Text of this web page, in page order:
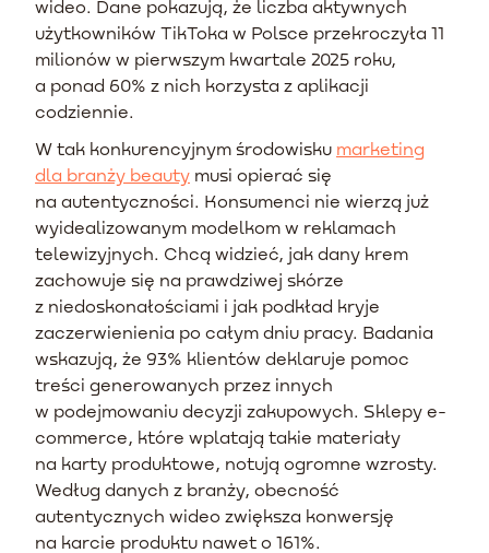
wideo. Dane pokazują, że liczba aktywnych
użytkowników TikToka w Polsce przekroczyła 11
milionów w pierwszym kwartale 2025 roku,
a ponad 60% z nich korzysta z aplikacji
codziennie.
W tak konkurencyjnym środowisku marketing
dla branży beauty musi opierać się
na autentyczności. Konsumenci nie wierzą już
wyidealizowanym modelkom w reklamach
telewizyjnych. Chcą widzieć, jak dany krem
zachowuje się na prawdziwej skórze
z niedoskonałościami i jak podkład kryje
zaczerwienienia po całym dniu pracy. Badania
wskazują, że 93% klientów deklaruje pomoc
treści generowanych przez innych
w podejmowaniu decyzji zakupowych. Sklepy e-
commerce, które wplatają takie materiały
na karty produktowe, notują ogromne wzrosty.
Według danych z branży, obecność
autentycznych wideo zwiększa konwersję
na karcie produktu nawet o 161%.